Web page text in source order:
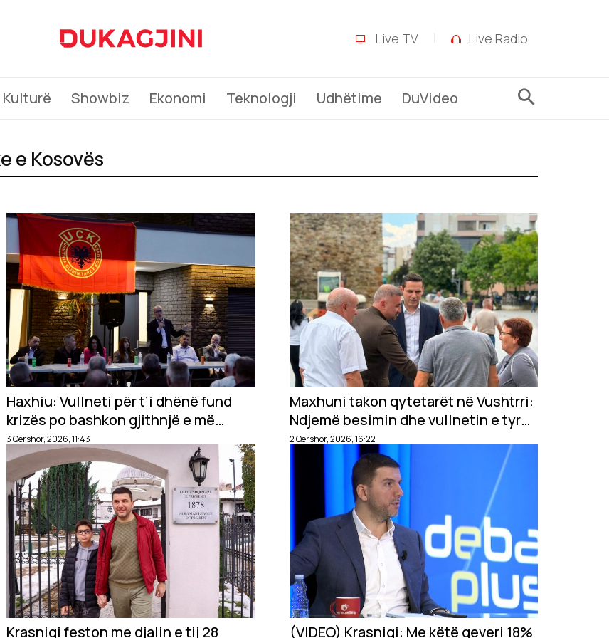
Live TV Live Radio
Kulturë Showbiz Ekonomi Teknologji Udhëtime DuVideo
e Kosovës
Haxhiu: Vullneti për t’i dhënë fund
krizës po bashkon gjithnjë e më
shumë qytetarët rreth vizionit dhe
programit të PDK-së
3 Qershor, 2026, 11:43
Maxhuni takon qytetarët në Vushtrri:
Ndjemë besimin dhe vullnetin e tyre
për të ecur përpara
2 Qershor, 2026, 16:22
Krasniqi feston me djalin e tij 28 (VIDEO) Krasniqi: Me këtë qeveri 18%